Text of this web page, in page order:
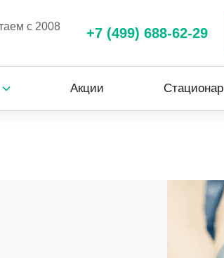
с 2008
+7 (499) 688-62-29
Акции Стационар